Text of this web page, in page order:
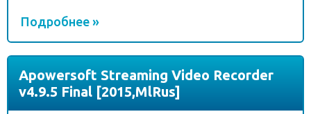
Подробнее »
Apowersoft Streaming Video Recorder
v4.9.5 Final [2015,MlRus]